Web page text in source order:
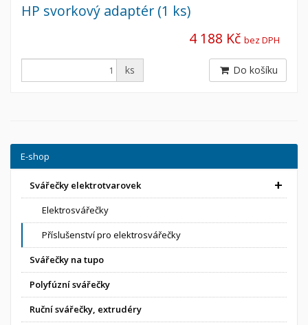
HP svorkový adaptér (1 ks)
4 188 Kč bez DPH
ks Do košíku
E-shop
Svářečky elektrotvarovek
Elektrosvářečky
Příslušenství pro elektrosvářečky
Svářečky na tupo
Polyfúzní svářečky
Ruční svářečky, extrudéry